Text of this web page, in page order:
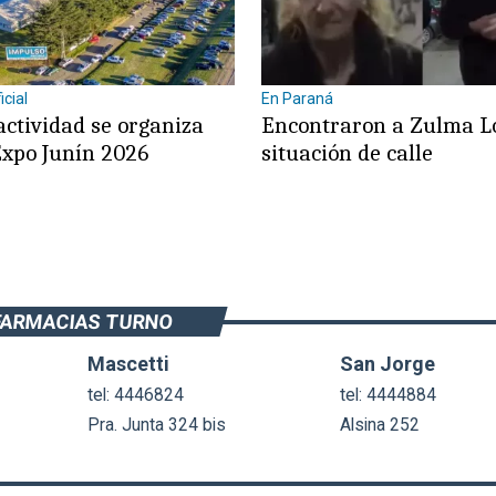
se organiza
Junín 2026
En Paraná
Encontraron a Zulma
situación de calle
TURNO
Mascetti
tel: 4446824
Pra. Junta 324 bis
San Jorge
tel: 4444884
Alsina 252